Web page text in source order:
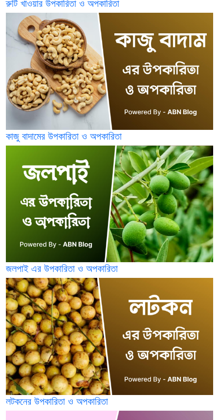
কাজু বাদামের উপকারিতা ও অপকারিতা
জলপাই এর উপকারিতা ও অপকারিতা
লটকনের উপকারিতা ও অপকারিতা